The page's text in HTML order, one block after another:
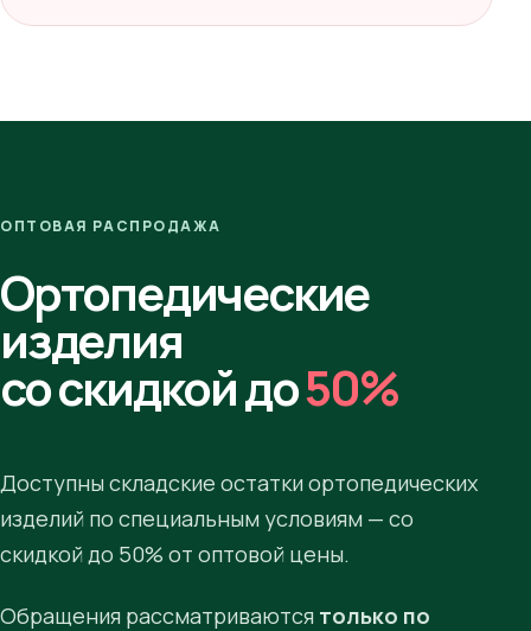
ОПТОВАЯ РАСПРОДАЖА
Ортопедические
изделия
со скидкой до50%
Доступны складские остатки ортопедических
изделий по специальным условиям — со
скидкой до 50% от оптовой цены.
Обращения рассматриваются только по